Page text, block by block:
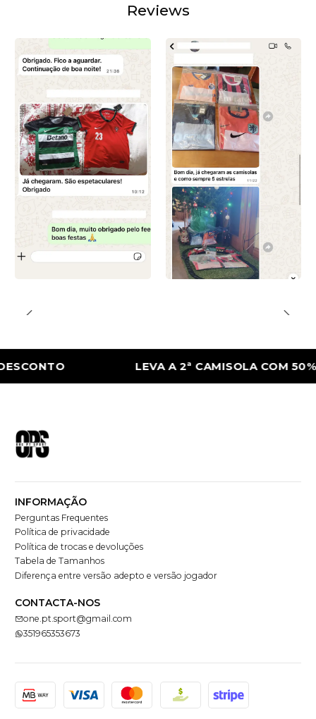
Reviews
LEVA A 2ª CAMISOLA COM 50% DE
INFORMAÇÃO
Perguntas Frequentes
Política de privacidade
Política de trocas e devoluções
Tabela de Tamanhos
Diferença entre versão adepto e versão jogador
CONTACTA-NOS
one.pt.sport@gmail.com
351965353673